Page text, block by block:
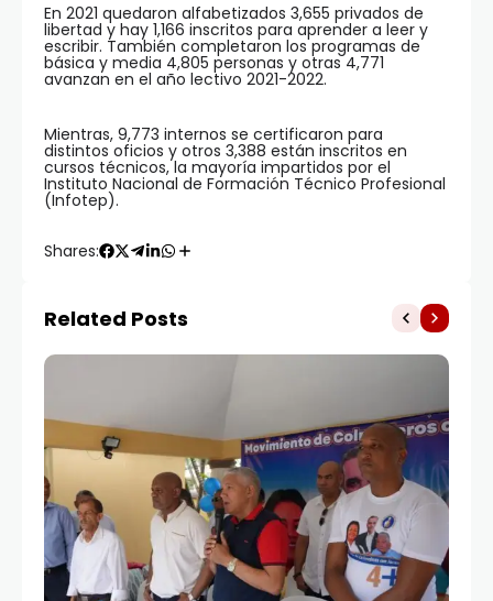
En 2021 quedaron alfabetizados 3,655 privados de
libertad y hay 1,166 inscritos para aprender a leer y
escribir. También completaron los programas de
básica y media 4,805 personas y otras 4,771
avanzan en el año lectivo 2021-2022.
Mientras, 9,773 internos se certificaron para
distintos oficios y otros 3,388 están inscritos en
cursos técnicos, la mayoría impartidos por el
Instituto Nacional de Formación Técnico Profesional
(Infotep).
Shares:
Related Posts